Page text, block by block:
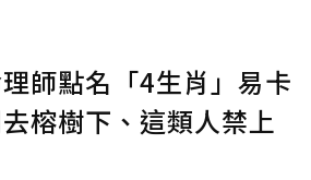
確認送出
師點名「4生肖」易卡
榕樹下、這類人禁上